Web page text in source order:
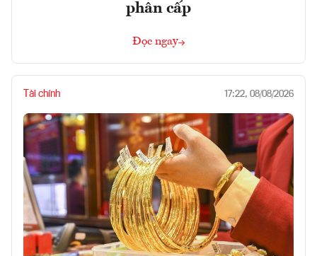
phân cấp
Đọc ngay
Tài chính 17:22, 08/08/2026